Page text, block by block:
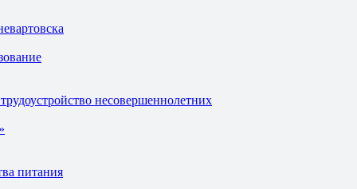
несовершеннолетних
питания